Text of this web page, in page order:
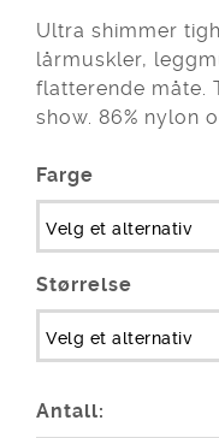
Ultra shimmer
lårmuskler,
flatterende måte.
show. 86% nylon
Farge
Størrelse
Antall: